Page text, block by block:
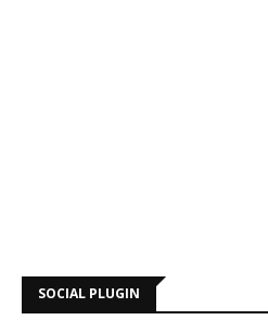
SOCIAL PLUGIN